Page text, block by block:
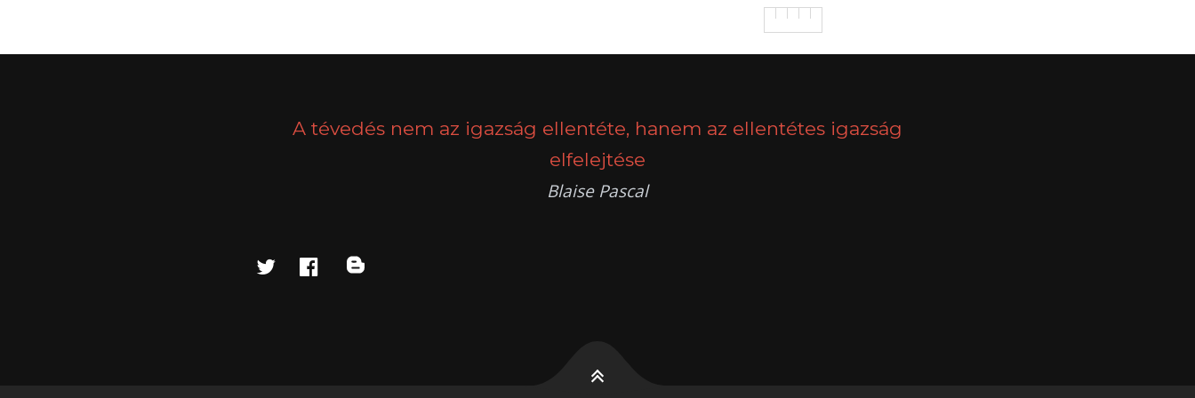
A tévedés nem az igazság ellentéte, hanem az ellentétes igazság
elfelejtése
Blaise Pascal
twitterfacebook
blog